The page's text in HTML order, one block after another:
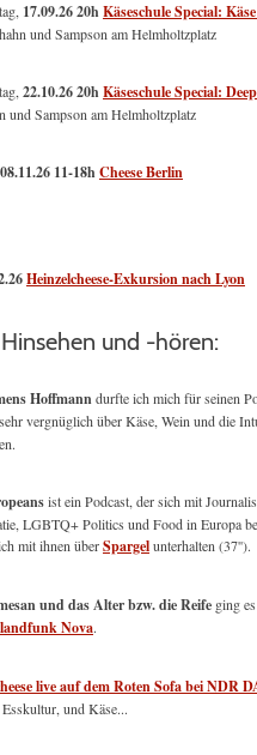
17.09.26 20hKäseschule Special:
und Sampson am Helmholtzplatz
22.10.26 20hKäseschule Special:
und Sampson am Helmholtzplatz
08.11.26 11-18hCheese Berlin
Heinzelcheese-Exkursion nach Lyon
und -hören:
Hoffmanndurfte ich mich für seinen
sehr vergnüglich über Käse, Wein und die
ist ein Podcast, der sich mit
LGBTQ+ Politics und Food in Europa
mit ihnen überSpargelunterhalten (37'').
und das Alter bzw. die Reife ging
Nova.
live auf dem Roten Sofa bei NDR
Esskultur, und Käse...